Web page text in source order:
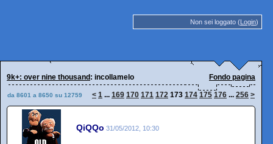
Non sei loggato (Login)
9k+: over nine thousand : incollamelo Fondo pagina
da 8601 a 8650 su 12759 < 1 ... 169 170 171 172 173 174 175 176 ... 256 >
QiQQo 31/05/2012, 10:30